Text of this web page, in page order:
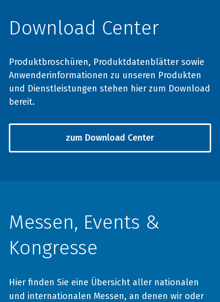
Download Center
Produktbroschüren, Produktdatenblätter sowie
Anwenderinformationen zu unseren Produkten
und Dienstleistungen stehen hier zum Download
bereit.
zum Download Center
Messen, Events &
Kongresse
Hier finden Sie eine Übersicht aller nationalen
und internationalen Messen, an denen wir oder